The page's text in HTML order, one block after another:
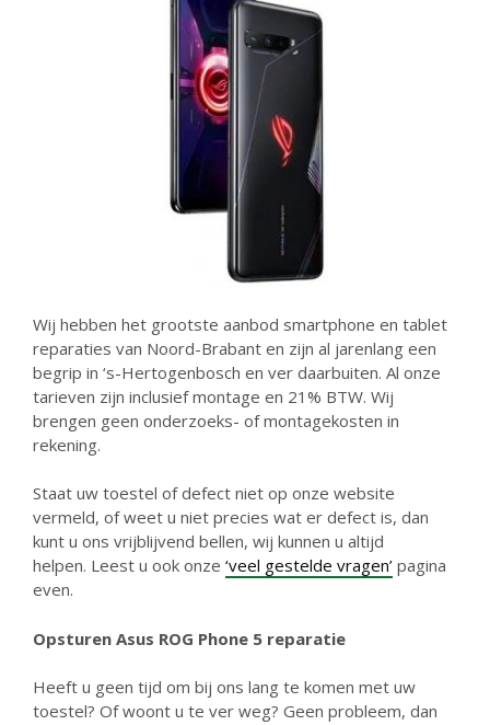
Wij hebben het grootste aanbod smartphone en tablet
reparaties van Noord-Brabant en zijn al jarenlang een
begrip in ‘s-Hertogenbosch en ver daarbuiten. Al onze
tarieven zijn inclusief montage en 21% BTW. Wij
brengen geen onderzoeks- of montagekosten in
rekening.
Staat uw toestel of defect niet op onze website
vermeld, of weet u niet precies wat er defect is, dan
kunt u ons vrijblijvend bellen, wij kunnen u altijd
helpen. Leest u ook onze ‘veel gestelde vragen’ pagina
even.
Opsturen Asus ROG Phone 5 reparatie
Heeft u geen tijd om bij ons lang te komen met uw
toestel? Of woont u te ver weg? Geen probleem, dan